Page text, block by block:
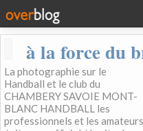
à la force du
La photographie sur le
Handball et le club du
CHAMBERY SAVOIE MONT-
BLANC HANDBALL les
professionnels et les amateurs